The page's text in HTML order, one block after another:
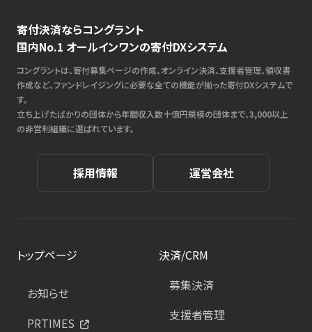
寄付決済ならコングラント
国内No.1 オールインワンの寄付DXシステム
コングラントは、寄付募集ページの作成、オンライン決済、支援者管理、領収書
作成など、ファンドレイジングに必要な全ての機能が揃った寄付DXシステムで
す。
立ち上げたばかりの団体から年間収入数十億円規模の団体まで、3,000以上
の非営利組織に選ばれています。
採用情報 運営会社
トップページ
お知らせ
PRTIMES
決済/CRM
募集決済
支援者管理